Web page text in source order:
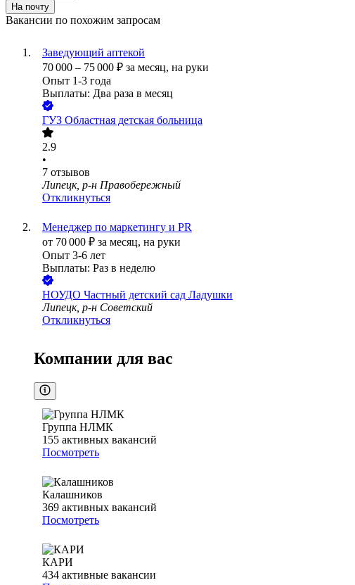
На почту
Вакансии по похожим запросам
Заведующий аптекой
70 000 – 75 000 ₽ за месяц, на руки
Опыт 1-3 года
Выплаты: Два раза в месяц
ГУЗ Областная детская больница
2.9
•
7 отзывов
Липецк, р-н Правобережный
Откликнуться
Менеджер по маркетингу и PR
от 70 000 ₽ за месяц, на руки
Опыт 3-6 лет
Выплаты: Раз в неделю
НОУДО Частный детский сад Ладушки
Липецк, р-н Советский
Откликнуться
Компании для вас
Группа НЛМК
155 активных вакансий
Посмотреть
Калашников
369 активных вакансий
Посмотреть
КАРИ
434 активные вакансии